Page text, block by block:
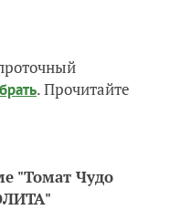
. Прочитайте
"Томат Чудо